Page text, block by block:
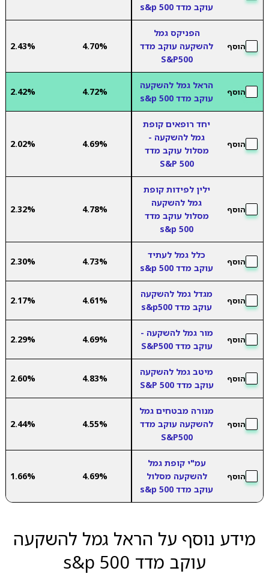
עוקב מדד s&p 500
הוסף
הפניקס גמל
להשקעה עוקב מדד
S&P500
4.70%
2.43%
הוסף
הראל גמל להשקעה
עוקב מדד s&p 500
4.72%
2.42%
הוסף
יחד רופאים קופת
גמל להשקעה -
מסלול עוקב מדד
500 S&P
4.69%
2.02%
הוסף
ילין לפידות קופת
גמל להשקעה
מסלול עוקב מדד
s&p 500
4.78%
2.32%
הוסף
כלל גמל לעתיד
עוקב מדד s&p 500
4.73%
2.30%
הוסף
מגדל גמל להשקעה
עוקב מדד s&p500
4.61%
2.17%
הוסף
מור גמל להשקעה -
עוקב מדד S&P500
4.69%
2.29%
הוסף
מיטב גמל להשקעה
עוקב מדד S&P 500
4.83%
2.60%
הוסף
מנורה מבטחים גמל
להשקעה עוקב מדד
S&P500
4.55%
2.44%
הוסף
עמ"י קופת גמל
להשקעה מסלול
עוקב מדד s&p 500
4.69%
1.66%
מידע נוסף על הראל גמל להשקעה
עוקב מדד s&p 500